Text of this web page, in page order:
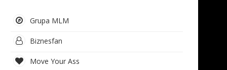
Grupa MLM
Biznesfan
Move Your Ass